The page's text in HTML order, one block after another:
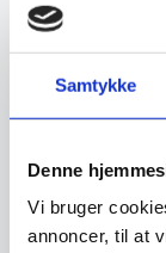
Samtykke
Denne
Vi bruger
annoncer, til at
som
til, gennem
distribueres
Om